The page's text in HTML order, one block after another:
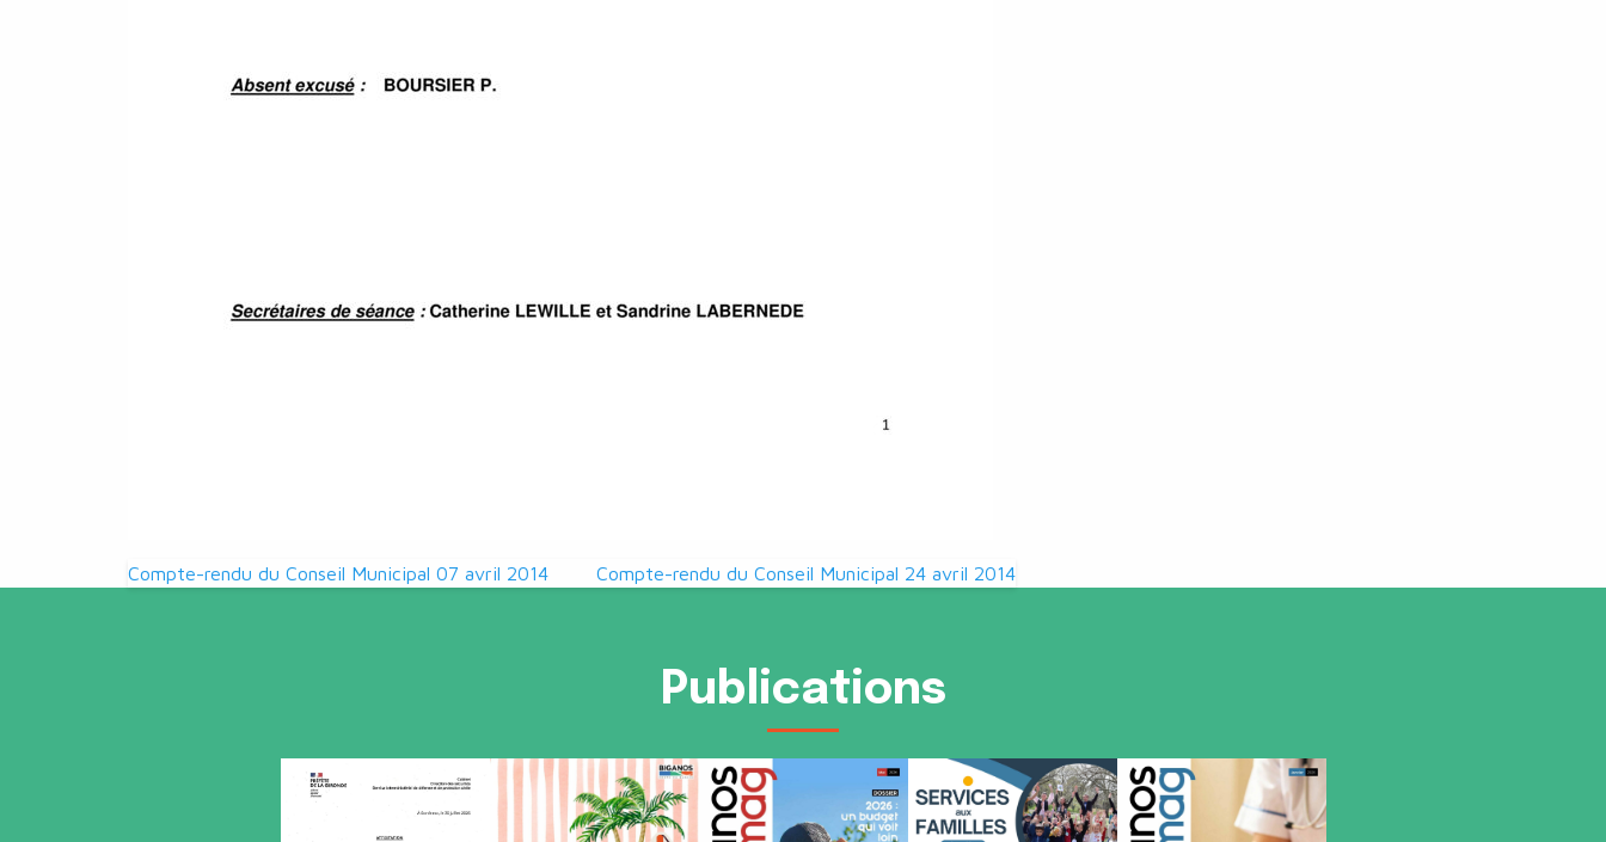
Navigation
Compte-rendu du Conseil Municipal 07 avril 2014 Compte-rendu du Conseil Municipal 24 avril 2014
Publications